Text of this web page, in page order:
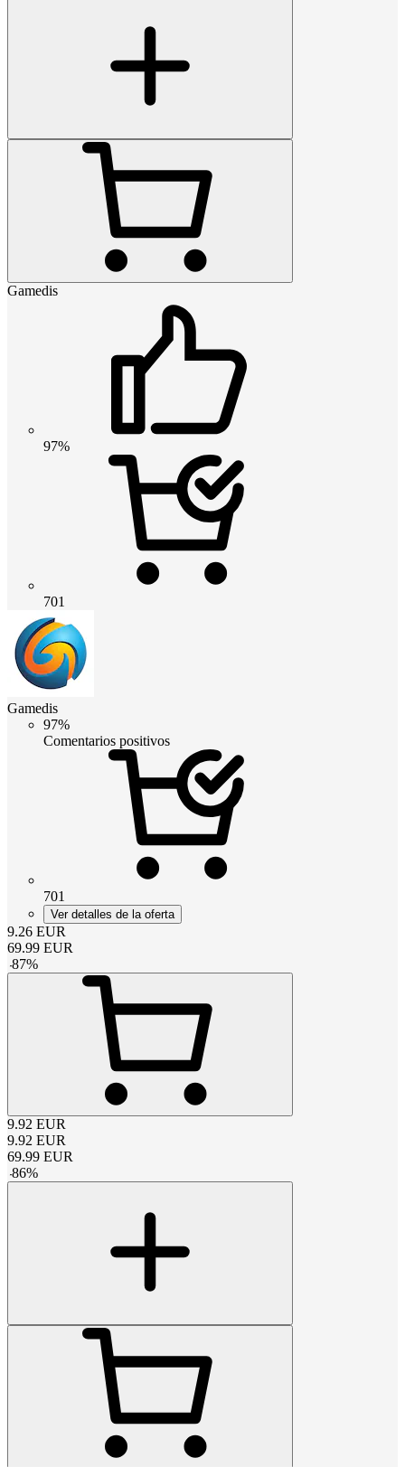
Gamedis
97%
701
Gamedis
97%
Comentarios positivos
701
Ver detalles de la oferta
9.26 EUR
69.99 EUR
-87%
9.92 EUR
9.92 EUR
69.99 EUR
-86%